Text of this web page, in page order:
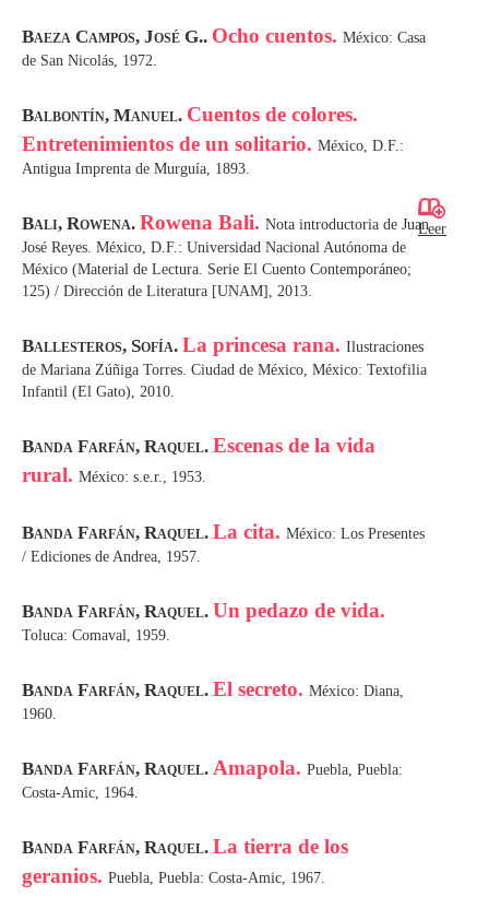
Baeza Campos, José G.. Ocho cuentos. México: Casa
de San Nicolás, 1972.
Balbontín, Manuel. Cuentos de colores.
Entretenimientos de un solitario. México, D.F.:
Antigua Imprenta de Murguía, 1893.
Bali, Rowena. Rowena Bali. Nota introductoria de Juan
José Reyes. México, D.F.: Universidad Nacional Autónoma de
México (Material de Lectura. Serie El Cuento Contemporáneo;
125) / Dirección de Literatura [UNAM], 2013.
Leer
Ballesteros, Sofía. La princesa rana. Ilustraciones
de Mariana Zúñiga Torres. Ciudad de México, México: Textofilia
Infantil (El Gato), 2010.
Banda Farfán, Raquel. Escenas de la vida
rural. México: s.e.r., 1953.
Banda Farfán, Raquel. La cita. México: Los Presentes
/ Ediciones de Andrea, 1957.
Banda Farfán, Raquel. Un pedazo de vida.
Toluca: Comaval, 1959.
Banda Farfán, Raquel. El secreto. México: Diana,
1960.
Banda Farfán, Raquel. Amapola. Puebla, Puebla:
Costa-Amic, 1964.
Banda Farfán, Raquel. La tierra de los
geranios. Puebla, Puebla: Costa-Amic, 1967.